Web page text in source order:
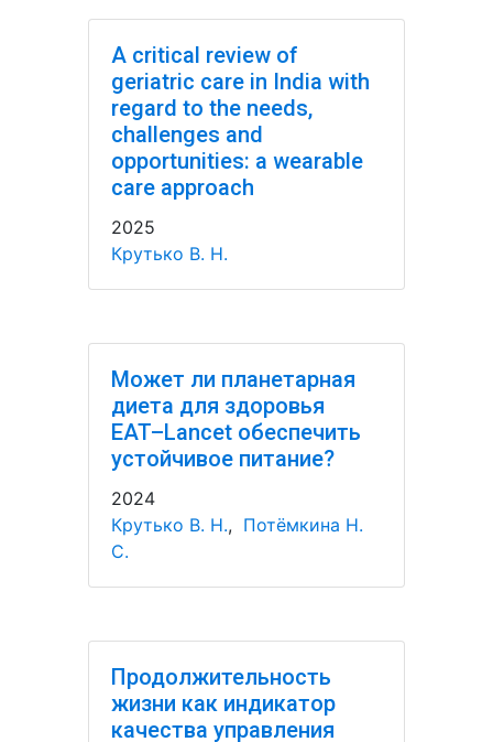
A critical review of
geriatric care in India with
regard to the needs,
challenges and
opportunities: a wearable
care approach
2025
Крутько В. Н.
Может ли планетарная
диета для здоровья
EAT–Lancet обеспечить
устойчивое питание?
2024
Крутько В. Н., Потёмкина Н.
С.
Продолжительность
жизни как индикатор
качества управления